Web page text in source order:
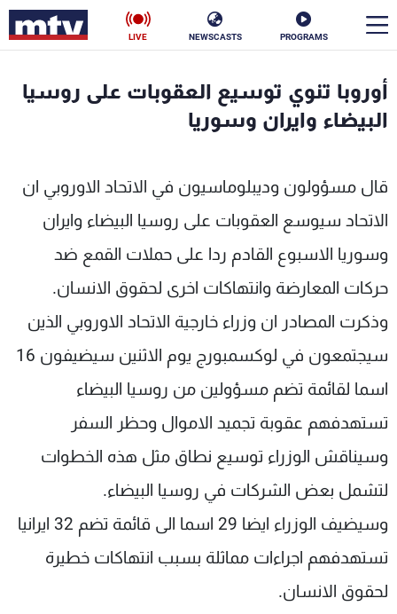
PROGRAMS
NEWSCASTS
LIVE
أوروبا تنوي توسيع العقوبات على روسيا
البيضاء وايران وسوريا
قال مسؤولون وديبلوماسيون في الاتحاد الاوروبي ان
الاتحاد سيوسع العقوبات على روسيا البيضاء وايران
وسوريا الاسبوع القادم ردا على حملات القمع ضد
حركات المعارضة وانتهاكات اخرى لحقوق الانسان.
وذكرت المصادر ان وزراء خارجية الاتحاد الاوروبي الذين
سيجتمعون في لوكسمبورج يوم الاثنين سيضيفون 16
اسما لقائمة تضم مسؤولين من روسيا البيضاء
تستهدفهم عقوبة تجميد الاموال وحظر السفر
وسيناقش الوزراء توسيع نطاق مثل هذه الخطوات
لتشمل بعض الشركات في روسيا البيضاء.
وسيضيف الوزراء ايضا 29 اسما الى قائمة تضم 32 ايرانيا
تستهدفهم اجراءات مماثلة بسبب انتهاكات خطيرة
لحقوق الانسان.
en
الأخبار
منوعات رياضة
كأس العالم
البرامج
جدول البرامج
شاهد البرامج
عن MTV
لاعلاناتكم
وظائف
تواصل معنا
شروط الإسـتخدام
سياسة الخصوصية